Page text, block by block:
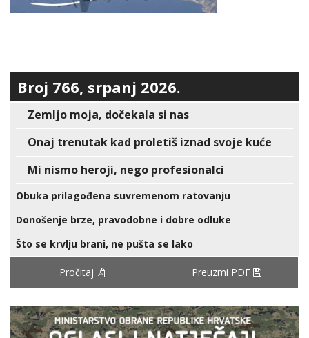
Broj 766, srpanj 2026.
Zemljo moja, dočekala si nas
Onaj trenutak kad proletiš iznad svoje kuće
Mi nismo heroji, nego profesionalci
Obuka prilagođena suvremenom ratovanju
Donošenje brze, pravodobne i dobre odluke
Što se krvlju brani, ne pušta se lako
Pročitaj Preuzmi PDF